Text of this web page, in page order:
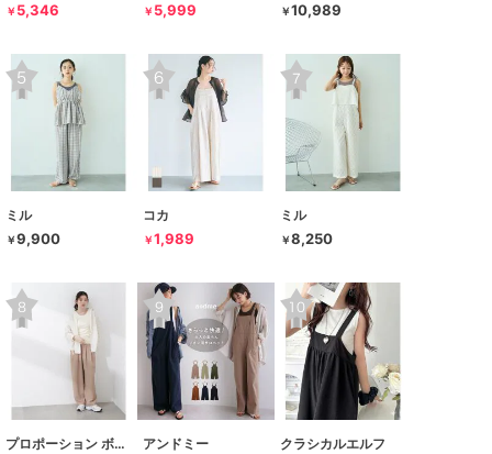
￥ 5,346 ￥ 5,999 ￥10,989
ミル
￥9,900
コカ
￥1,989
ミル
￥8,250
プロポーション ボディドレッシング アンドミー クラシカルエルフ